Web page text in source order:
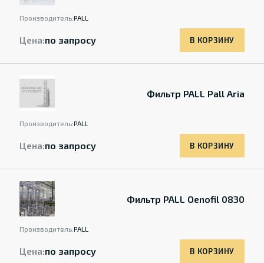
Производитель:PALL
Цена:по запросу В КОРЗИНУ
Фильтр PALL Pall Aria
Производитель:PALL
Цена:по запросу В КОРЗИНУ
Фильтр PALL Oenofil 0830
Производитель:PALL
Цена:по запросу В КОРЗИНУ